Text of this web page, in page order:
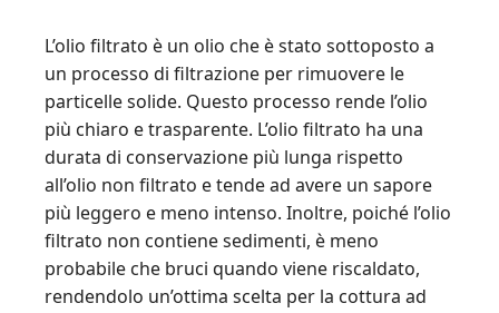
L’olio filtrato è un olio che è stato sottoposto a
un processo di filtrazione per rimuovere le
particelle solide. Questo processo rende l’olio
più chiaro e trasparente. L’olio filtrato ha una
durata di conservazione più lunga rispetto
all’olio non filtrato e tende ad avere un sapore
più leggero e meno intenso. Inoltre, poiché l’olio
filtrato non contiene sedimenti, è meno
probabile che bruci quando viene riscaldato,
rendendolo un’ottima scelta per la cottura ad